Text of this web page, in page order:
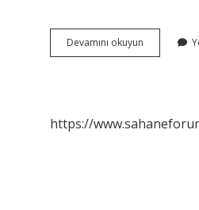
Devamını okuyun
Vadisi
https://